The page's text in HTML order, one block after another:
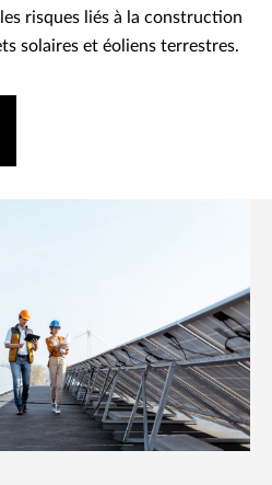
risques liés à la construction
solaires et éoliens terrestres.